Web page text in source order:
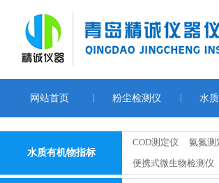
网站首页 粉尘检测仪 水
水质有机物指标
COD测定仪 氨氮测
便携式微生物检测仪